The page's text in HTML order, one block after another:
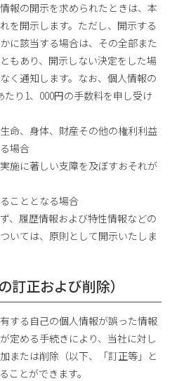
報の開示を求められたときは、本
を開示します。ただし、開示する
に該当する場合は、その全部また
もあり、開示しない決定をした場
く通知します。なお、個人情報の
り1、000円の手数料を申し受け
命、身体、財産その他の権利利益
場合
施に著しい支障を及ぼすおそれが
こととなる場合
、履歴情報および特性情報などの
いては、原則として開示いたしま
訂正および削除）
する自己の個人情報が誤った情報
定める手続きにより、当社に対し
または削除（以下、「訂正等」と
ことができます。